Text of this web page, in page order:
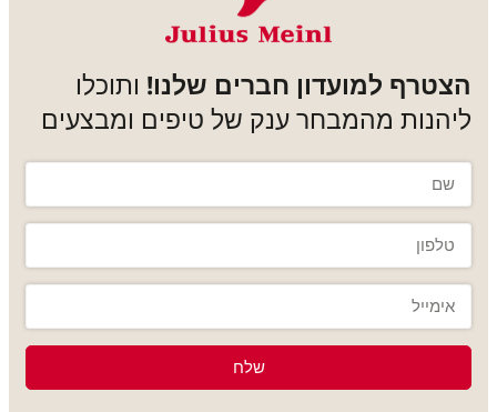
הצטרף למועדון חברים שלנו! ותוכלו
ליהנות מהמבחר ענק של טיפים ומבצעים
שלח